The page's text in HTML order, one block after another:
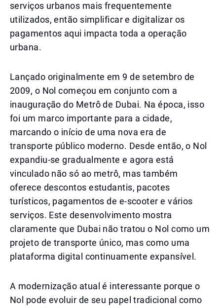
serviços urbanos mais frequentemente
utilizados, então simplificar e digitalizar os
pagamentos aqui impacta toda a operação
urbana.
Lançado originalmente em 9 de setembro de
2009, o Nol começou em conjunto com a
inauguração do Metrô de Dubai. Na época, isso
foi um marco importante para a cidade,
marcando o início de uma nova era de
transporte público moderno. Desde então, o Nol
expandiu-se gradualmente e agora está
vinculado não só ao metrô, mas também
oferece descontos estudantis, pacotes
turísticos, pagamentos de e-scooter e vários
serviços. Este desenvolvimento mostra
claramente que Dubai não tratou o Nol como um
projeto de transporte único, mas como uma
plataforma digital continuamente expansível.
A modernização atual é interessante porque o
Nol pode evoluir de seu papel tradicional como